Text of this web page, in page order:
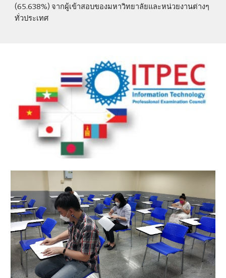
(65.638%) จากผู้เข้าสอบของมหาวิทยาลัยและหน่วยงานต่างๆ
ทั่วประเทศ